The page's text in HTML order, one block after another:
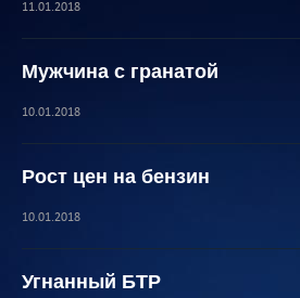
11.01.2018
Мужчина с гранатой
10.01.2018
Рост цен на бензин
10.01.2018
Угнанный БТР